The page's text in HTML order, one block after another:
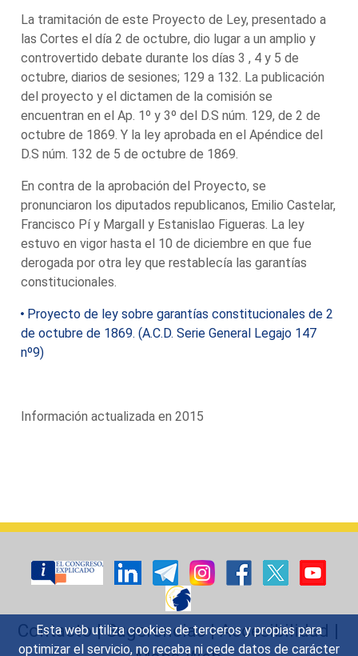
Esta web utiliza cookies de terceros y propias para
optimizar el servicio, no recaba ni cede datos de carácter
La tramitación de este Proyecto de Ley, presentado a
las Cortes el día 2 de octubre, dio lugar a un amplio y
controvertido debate durante los días 3 , 4 y 5 de
octubre, diarios de sesiones; 129 a 132. La publicación
del proyecto y el dictamen de la comisión se
encuentran en el Ap. 1º y 3º del D.S núm. 129, de 2 de
octubre de 1869. Y la ley aprobada en el Apéndice del
D.S núm. 132 de 5 de octubre de 1869.
En contra de la aprobación del Proyecto, se
pronunciaron los diputados republicanos, Emilio Castelar,
Francisco Pí y Margall y Estanislao Figueras. La ley
estuvo en vigor hasta el 10 de diciembre en que fue
derogada por otra ley que restablecía las garantías
constitucionales.
Proyecto de ley sobre garantías constitucionales de 2
de octubre de 1869. (A.C.D. Serie General Legajo 147
nº9)
Información actualizada en 2015
Contacto|Sugerencias|Accesibilidad |